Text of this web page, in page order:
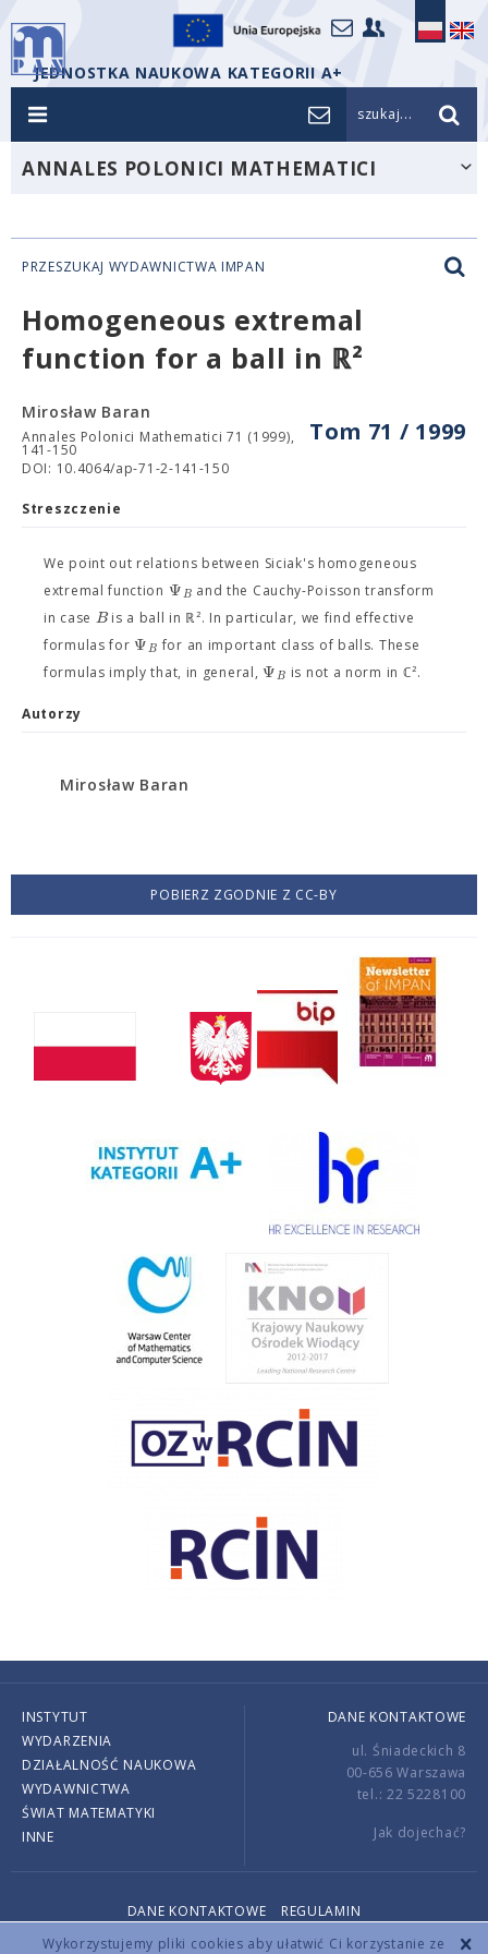
Wykorzystujemy pliki cookies aby ułatwić Ci korzystanie ze
JEDNOSTKA NAUKOWA KATEGORII A+
szukaj...
ANNALES POLONICI MATHEMATICI
PRZESZUKAJ WYDAWNICTWA IMPAN
Homogeneous extremal
function for a ball in ℝ²
Tom 71 / 1999
Mirosław Baran
Annales Polonici Mathematici 71 (1999),
141-150
DOI: 10.4064/ap-71-2-141-150
Streszczenie
We point out relations between Siciak's homogeneous
extremal function ΨB and the Cauchy-Poisson transform
in case Bis a ball in ℝ². In particular, we find effective
formulas for ΨB for an important class of balls. These
formulas imply that, in general, ΨB is not a norm in ℂ².
Autorzy
Mirosław Baran
POBIERZ ZGODNIE Z CC-BY
INSTYTUT
WYDARZENIA
DZIAŁALNOŚĆ NAUKOWA
WYDAWNICTWA
ŚWIAT MATEMATYKI
INNE
DANE KONTAKTOWE
ul. Śniadeckich 8
00-656 Warszawa
tel.: 22 5228100
Jak dojechać?
DANE KONTAKTOWE
REGULAMIN
Copyright © 2026 by IMPAN. All rights reserved.